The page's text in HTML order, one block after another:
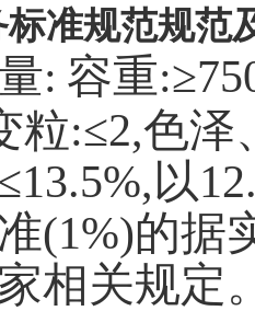
准规范规范
: 容重
粒:≤2,色
以
(1%)的据
相关规定